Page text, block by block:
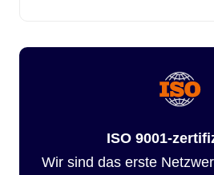
ISO 9001-
Wir sind das erste